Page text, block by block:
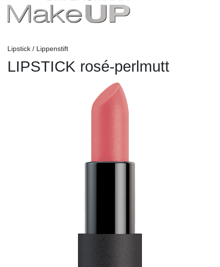
Lipstick / Lippenstift
LIPSTICK rosé-perlmutt